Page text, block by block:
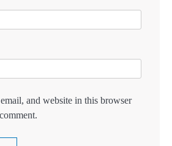
and website in this browser